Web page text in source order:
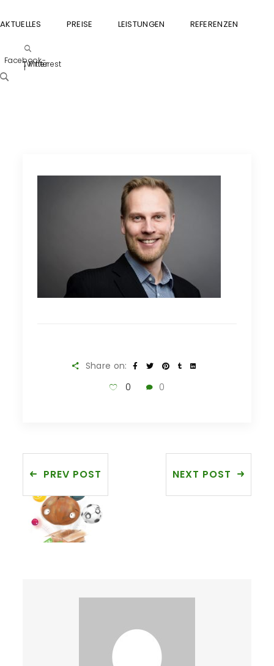
AKTUELLES PREISE LEISTUNGEN REFERENZEN
Facebook-
f
Twitter
Pinterest
Share on:
0
0
PREV POST NEXT POST